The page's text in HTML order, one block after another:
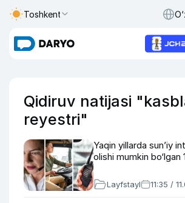
Toshkent
Qidiruv natijasi
reyestri"
Yaqin yillarda sun’iy
olishi mumkin bo‘lgan
Layfstayl 11:35 /